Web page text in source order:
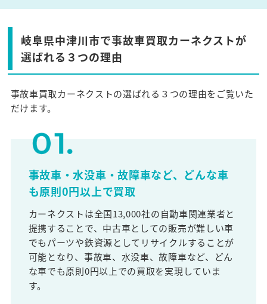
岐阜県中津川市で事故車買取カーネクストが
選ばれる３つの理由
事故車買取カーネクストの選ばれる３つの理由をご覧いた
だけます。
事故車・水没車・故障車など、どんな車
も原則0円以上で買取
カーネクストは全国13,000社の自動車関連業者と
提携することで、中古車としての販売が難しい車
でもパーツや鉄資源としてリサイクルすることが
可能となり、事故車、水没車、故障車など、どん
な車でも原則0円以上での買取を実現していま
す。